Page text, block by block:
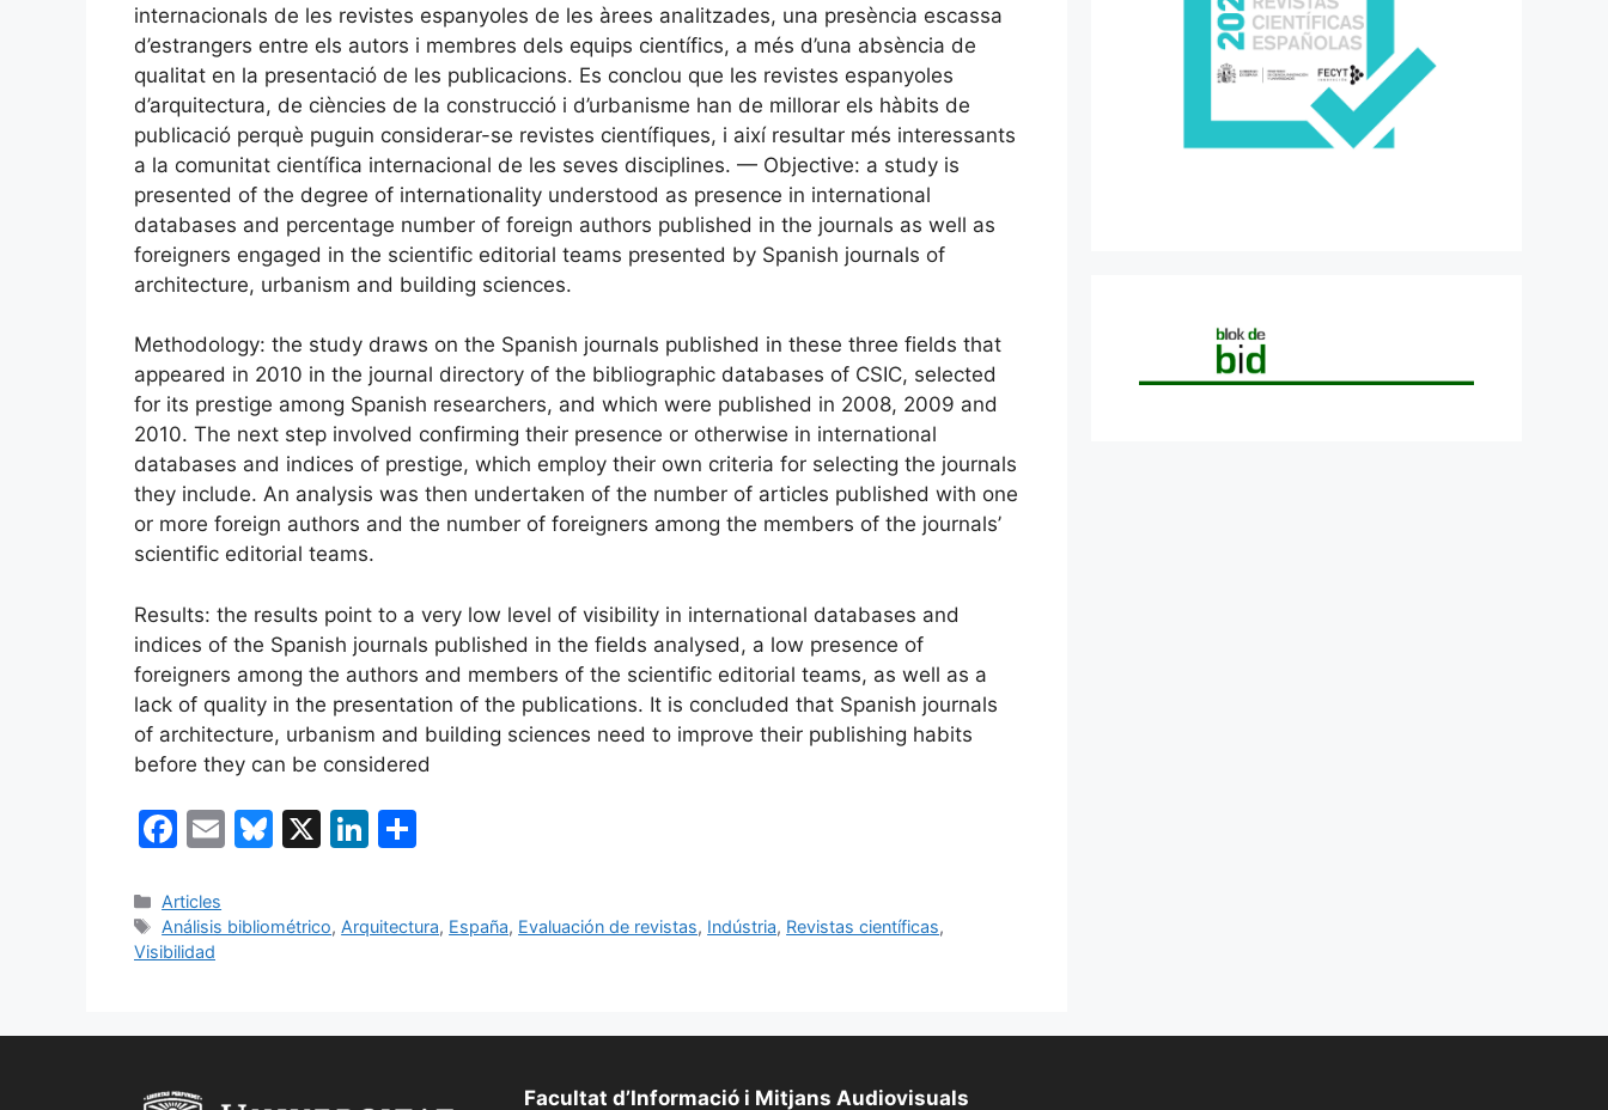
internacionals de les revistes espanyoles de les àrees analitzades, una presència escassa
d’estrangers entre els autors i membres dels equips científics, a més d’una absència de
qualitat en la presentació de les publicacions. Es conclou que les revistes espanyoles
d’arquitectura, de ciències de la construcció i d’urbanisme han de millorar els hàbits de
publicació perquè puguin considerar-se revistes científiques, i així resultar més interessants
a la comunitat científica internacional de les seves disciplines. — Objective: a study is
presented of the degree of internationality understood as presence in international
databases and percentage number of foreign authors published in the journals as well as
foreigners engaged in the scientific editorial teams presented by Spanish journals of
architecture, urbanism and building sciences.
Methodology: the study draws on the Spanish journals published in these three fields that
appeared in 2010 in the journal directory of the bibliographic databases of CSIC, selected
for its prestige among Spanish researchers, and which were published in 2008, 2009 and
2010. The next step involved confirming their presence or otherwise in international
databases and indices of prestige, which employ their own criteria for selecting the journals
they include. An analysis was then undertaken of the number of articles published with one
or more foreign authors and the number of foreigners among the members of the journals’
scientific editorial teams.
Results: the results point to a very low level of visibility in international databases and
indices of the Spanish journals published in the fields analysed, a low presence of
foreigners among the authors and members of the scientific editorial teams, as well as a
lack of quality in the presentation of the publications. It is concluded that Spanish journals
of architecture, urbanism and building sciences need to improve their publishing habits
before they can be considered
F
c
e
k
E
l
Bl
s
X
Li
e p
Categories
Articles
Etiquetes
Análisis bibliométrico, Arquitectura, España, Evaluación de revistas, Indústria, Revistas científicas,
Visibilidad
Facultat d’Informació i Mitjans Audiovisuals